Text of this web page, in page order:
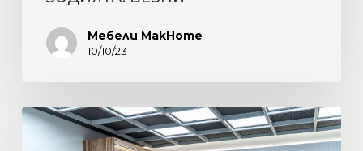
Мебели MakHome
10/10/23
ПОЛЪХ